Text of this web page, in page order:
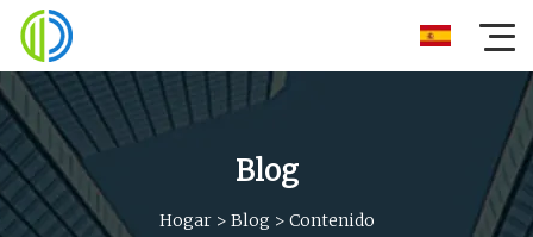
Blog
Hogar> Blog > Contenido